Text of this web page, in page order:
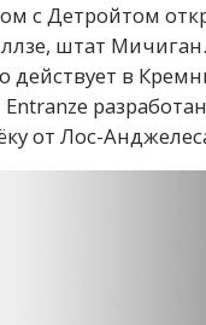
с Детройтом
штат
действует в
от Лос-